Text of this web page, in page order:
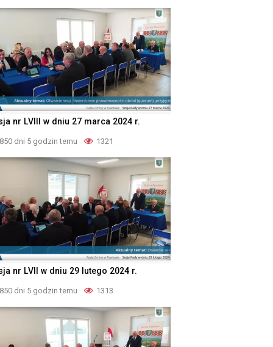
nr LVIII w dniu 27 marca 2024 r.
850 dni 5 godzin temu 1321
nr LVII w dniu 29 lutego 2024 r.
850 dni 5 godzin temu 1313